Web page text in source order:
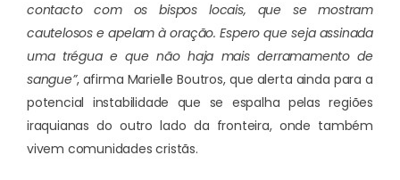
contacto com os bispos locais, que se mostram
cautelosos e apelam à oração. Espero que seja assinada
uma trégua e que não haja mais derramamento de
sangue”, afirma Marielle Boutros, que alerta ainda para a
potencial instabilidade que se espalha pelas regiões
iraquianas do outro lado da fronteira, onde também
vivem comunidades cristãs.